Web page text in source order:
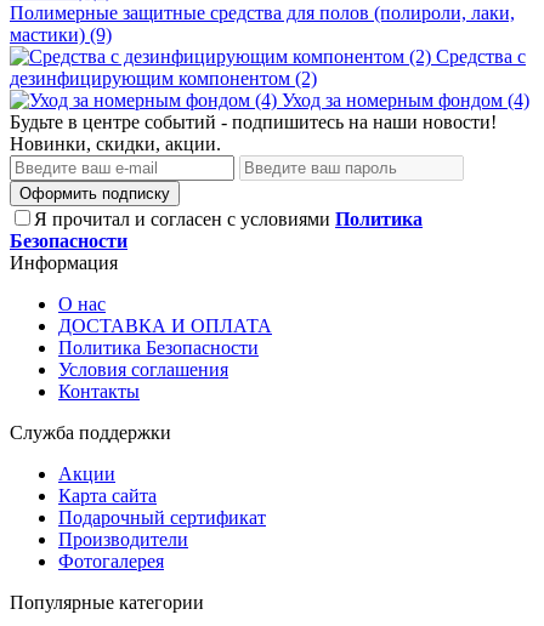
Полимерные защитные средства для полов (полироли, лаки,
мастики) (9)
Средства с
дезинфицирующим компонентом (2)
Уход за номерным фондом (4)
Будьте в центре событий - подпишитесь на наши новости!
Новинки, скидки, акции.
Оформить подписку
Я прочитал и согласен с условиями Политика
Безопасности
Информация
О нас
ДОСТАВКА И ОПЛАТА
Политика Безопасности
Условия соглашения
Контакты
Служба поддержки
Акции
Карта сайта
Подарочный сертификат
Производители
Фотогалерея
Популярные категории